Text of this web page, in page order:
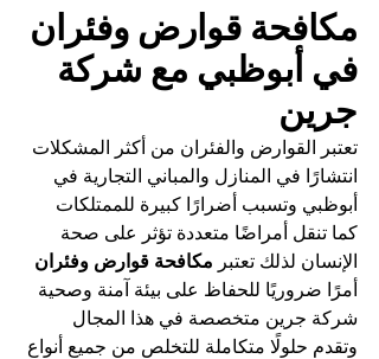
مكافحة قوارض وفئران
في أبوظبي مع شركة
جرين
تعتبر القوارض والفئران من أكثر المشكلات
انتشارًا في المنازل والمباني التجارية في
أبوظبي وتسبب أضرارًا كبيرة للممتلكات
كما تنقل أمراضًا متعددة تؤثر على صحة
الإنسان لذلك تعتبر مكافحة قوارض وفئران
أمرًا ضروريًا للحفاظ على بيئة آمنة وصحية
شركة جرين متخصصة في هذا المجال
وتقدم حلولًا متكاملة للتخلص من جميع أنواع